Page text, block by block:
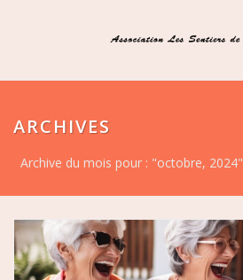
ARCHIVES
Archive du mois pour : "octobre, 2024"